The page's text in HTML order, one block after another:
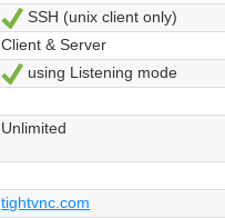
Oui
SSH (unix client only)
Client & Server
Oui
using Listening mode
Unlimited
tightvnc.com